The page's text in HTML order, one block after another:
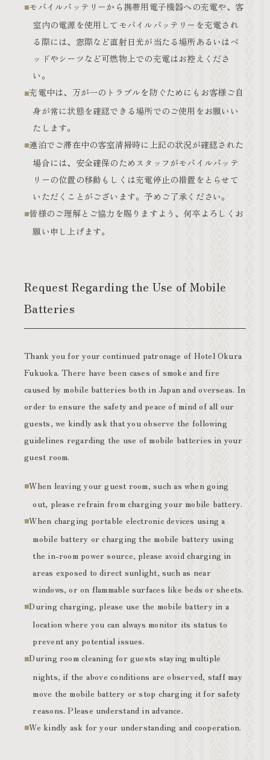
モバイルバッテリーから携帯用電子機器への充電や、客
室内の電源を使用してモバイルバッテリーを充電され
る際には、窓際など直射日光が当たる場所あるいはベ
ッドやシーツなど可燃物上での充電はお控えくださ
い。
充電中は、万が一のトラブルを防ぐためにもお客様ご自
身が常に状態を確認できる場所でのご使用をお願いい
たします。
連泊でご滞在中の客室清掃時に上記の状況が確認された
場合には、安全確保のためスタッフがモバイルバッテ
リーの位置の移動もしくは充電停止の措置をとらせて
いただくことがございます。予めご了承ください。
皆様のご理解とご協力を賜りますよう、何卒よろしくお
願い申し上げます。
Request Regarding the Use of Mobile
Batteries
Thank you for your continued patronage of Hotel Okura
Fukuoka. There have been cases of smoke and fire
caused by mobile batteries both in Japan and overseas. In
order to ensure the safety and peace of mind of all our
guests, we kindly ask that you observe the following
guidelines regarding the use of mobile batteries in your
guest room.
When leaving your guest room, such as when going
out, please refrain from charging your mobile battery.
When charging portable electronic devices using a
mobile battery or charging the mobile battery using
the in-room power source, please avoid charging in
areas exposed to direct sunlight, such as near
windows, or on flammable surfaces like beds or sheets.
During charging, please use the mobile battery in a
location where you can always monitor its status to
prevent any potential issues.
During room cleaning for guests staying multiple
nights, if the above conditions are observed, staff may
move the mobile battery or stop charging it for safety
reasons. Please understand in advance.
We kindly ask for your understanding and cooperation.